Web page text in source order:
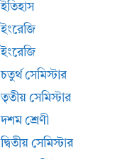
ইতিহাস
ইংরেজি
ইংরেজি
চতুর্থ সেমিস্টার
তৃতীয় সেমিস্টার
দশম শ্রেণী
দ্বিতীয় সেমিস্টার